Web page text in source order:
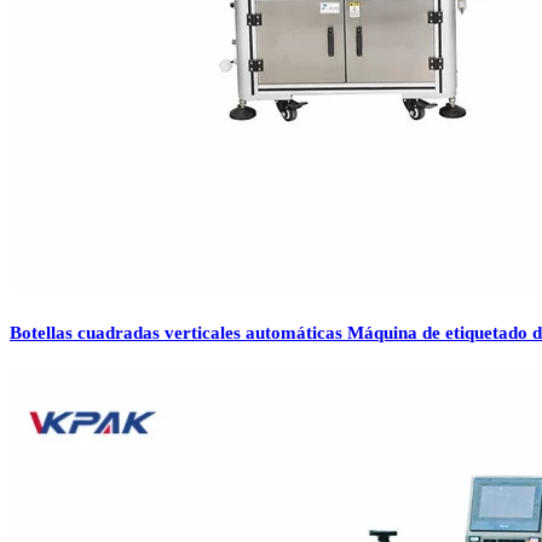
Botellas cuadradas verticales automáticas Máquina de etiquetado